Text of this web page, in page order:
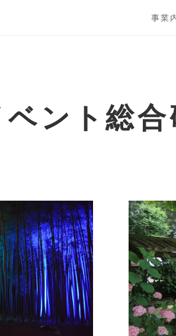
事業
ント総合